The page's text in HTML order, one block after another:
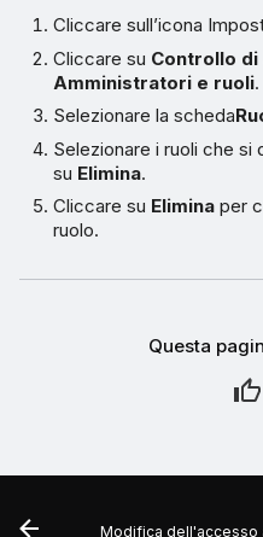
Cliccare sull’icona
Cliccare su Controllo
Amministratori e ruoli.
Selezionare la scheda
Selezionare i ruoli che
su Elimina.
Cliccare su Elimina per
ruolo.
Questa
Modifica dell'accesso